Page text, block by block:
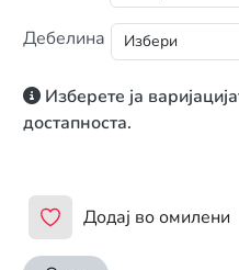
Дебелина
Изберете ја
достапноста.
Додај во омилени